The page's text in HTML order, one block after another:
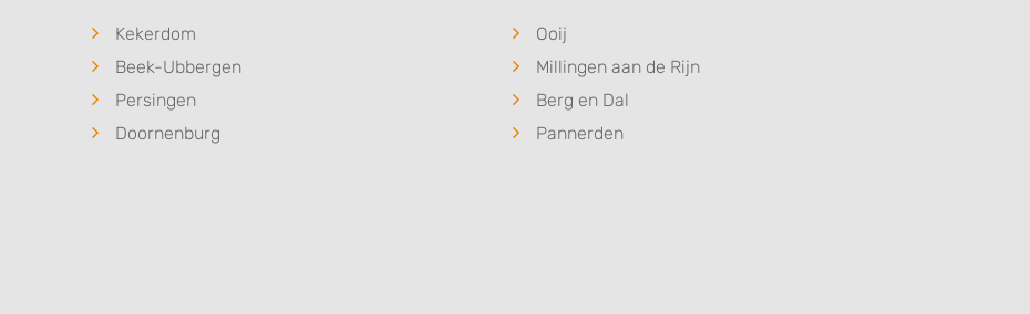
Kekerdom
Ooij
Beek-Ubbergen
Millingen aan de Rijn
Persingen
Berg en Dal
Doornenburg Pannerden